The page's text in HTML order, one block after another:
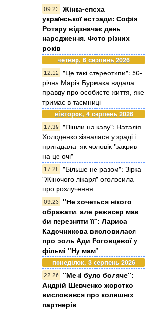
09:23
Жінка-епоха
української естради: Софія
Ротару відзначає день
народження. Фото різних
років
четвер, 6 серпень 2026
12:12
"Це такі стереотипи": 56-
річна Марія Бурмака видала
правду про особисте життя, яке
тримає в таємниці
вівторок, 4 серпень 2026
17:39
"Пішли на каву": Наталія
Холоденко зізналася у зраді і
пригадала, як чоловік "закрив
на це очі"
17:28 "Більше не разом": Зірка
"Жіночого лікаря" оголосила
про розлучення
09:23
"Не хочеться нікого
ображати, але режисер мав
би перезняти її": Лариса
Кадочникова висловилася
про роль Ади Роговцевої у
фільмі "Ну мам"
понеділок, 3 серпень 2026
22:26
"Мені було боляче":
Андрій Шевченко жорстко
висловився про колишніх
партнерів